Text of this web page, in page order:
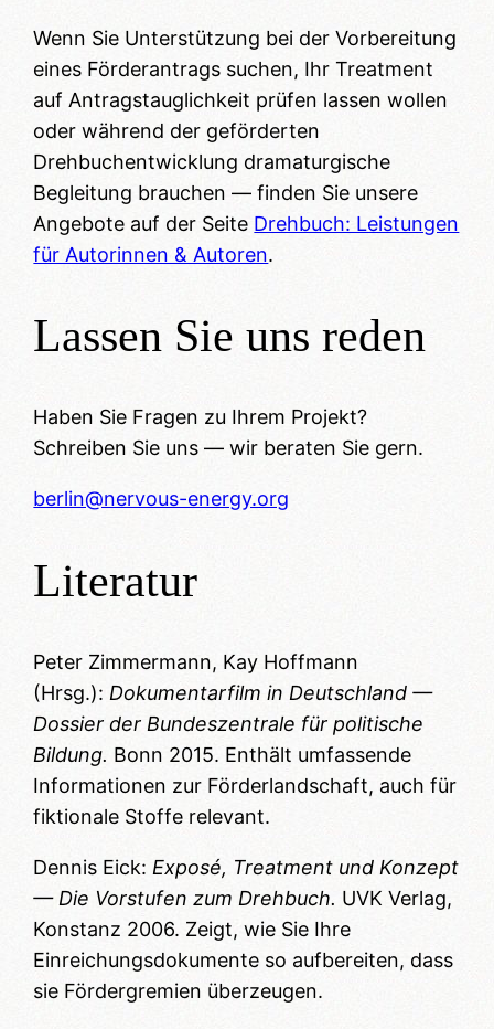
Wenn Sie Unterstützung bei der Vorbereitung
eines Förderantrags suchen, Ihr Treatment
auf Antragstauglichkeit prüfen lassen wollen
oder während der geförderten
Drehbuchentwicklung dramaturgische
Begleitung brauchen — finden Sie unsere
Angebote auf der Seite Drehbuch: Leistungen
für Autorinnen & Autoren.
Lassen Sie uns reden
Haben Sie Fragen zu Ihrem Projekt?
Schreiben Sie uns — wir beraten Sie gern.
berlin@nervous-energy.org
Literatur
Peter Zimmermann, Kay Hoffmann
(Hrsg.): Dokumentarfilm in Deutschland —
Dossier der Bundeszentrale für politische
Bildung. Bonn 2015. Enthält umfassende
Informationen zur Förderlandschaft, auch für
fiktionale Stoffe relevant.
Dennis Eick: Exposé, Treatment und Konzept
— Die Vorstufen zum Drehbuch. UVK Verlag,
Konstanz 2006. Zeigt, wie Sie Ihre
Einreichungsdokumente so aufbereiten, dass
sie Fördergremien überzeugen.